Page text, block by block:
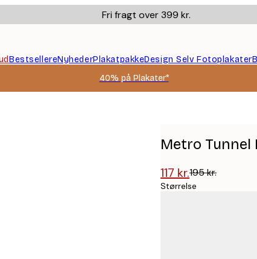
Fri fragt over 399 kr.
BestsellereNyhederPlakatpakkeDesign Selv Fotoplakater
40% på Plakater*
Metro Tunnel
117 kr.195 kr.
Størrelse